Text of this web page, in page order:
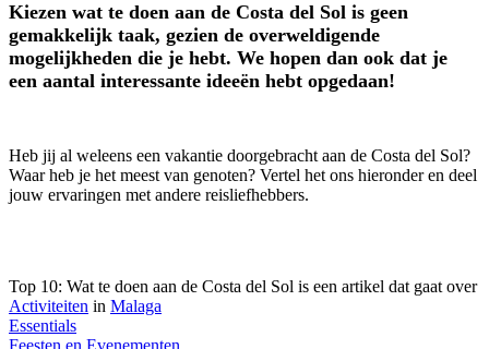
Kiezen wat te doen aan de Costa del Sol is geen
gemakkelijk taak, gezien de overweldigende
mogelijkheden die je hebt. We hopen dan ook dat je
een aantal interessante ideeën hebt opgedaan!
Heb jij al weleens een vakantie doorgebracht aan de Costa del Sol?
Waar heb je het meest van genoten? Vertel het ons hieronder en deel
jouw ervaringen met andere reisliefhebbers.
Top 10: Wat te doen aan de Costa del Sol is een artikel dat gaat over
Activiteiten in Malaga
Essentials